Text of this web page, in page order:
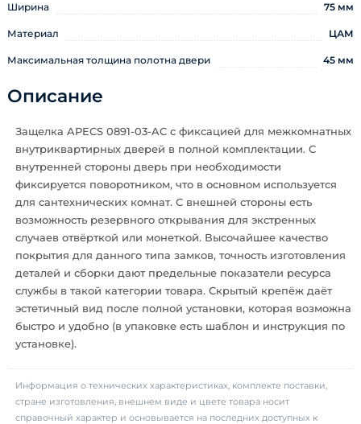
Ширина 75 мм
Материал ЦАМ
Максимальная толщина полотна двери 45 мм
Описание
Защелка APECS 0891-03-AC с фиксацией для межкомнатных
внутриквартирных дверей в полной комплектации. С
внутренней стороны дверь при необходимости
фиксируется поворотником, что в основном используется
для сантехнических комнат. С внешней стороны есть
возможность резервного открывания для экстренных
случаев отвёрткой или монеткой. Высочайшее качество
покрытия для данного типа замков, точность изготовления
деталей и сборки дают предельные показатели ресурса
службы в такой категории товара. Скрытый крепёж даёт
эстетичный вид после полной установки, которая возможна
быстро и удобно (в упаковке есть шаблон и инструкция по
установке).
Информация о технических характеристиках, комплекте поставки,
стране изготовления, внешнем виде и цвете товара носит
справочный характер и основывается на последних доступных к